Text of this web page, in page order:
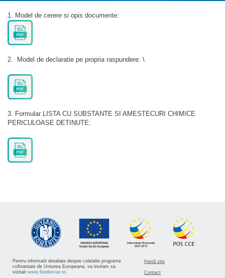
1. Model de cerere si opis documente:
2. Model de declaratie pe propria raspundere: \
3. Formular LISTA CU SUBSTANTE SI AMESTECURI CHIMICE
PERICULOASE DETINUTE:
Pentru informatii detaliate despre celelalte programe
cofinantate de Uniunea Europeana, va invitam sa
vizitati www.fonduri-ue.ro
Hartă site
Contact